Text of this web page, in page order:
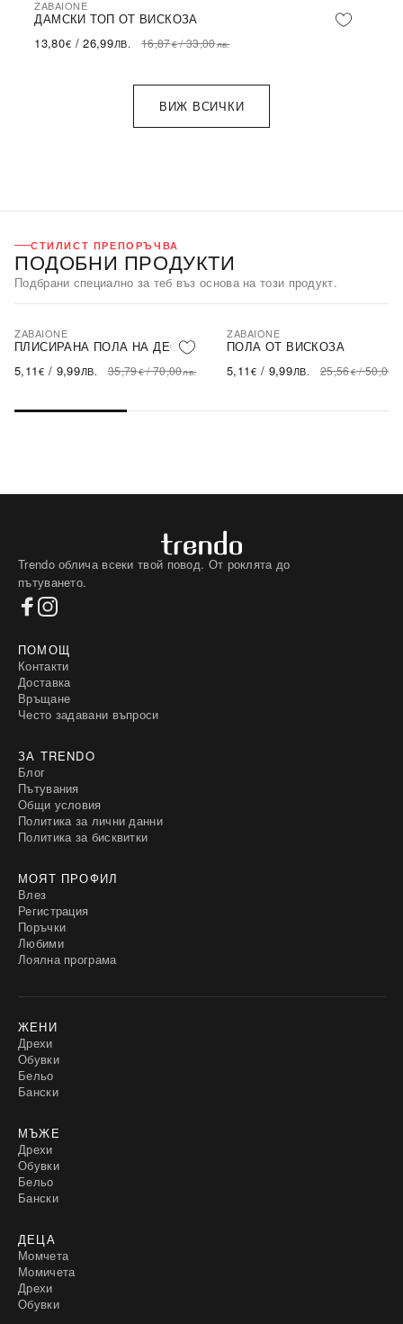
-18%
ZABAIONE
ДАМСКИ ТОП ОТ ВИСКОЗА
13,80€ /26,99ЛВ. 16,87€/33,00лв.
ВИЖ ВСИЧКИ
СТИЛИСТ ПРЕПОРЪЧВА
ПОДОБНИ ПРОДУКТИ
Подбрани специално за теб въз основа на този продукт.
-86% SALE
ZABAIONE
ПЛИСИРАНА ПОЛА НА ДЕСЕН
5,11 € / 9,99ЛВ. 35,79€/70,00лв.
-80% SALE
ZABAIONE
ПОЛА ОТ ВИСКОЗА
5,11 € / 9,99ЛВ. 25,56€/50,00
Trendo облича всеки твой повод. От роклята до
пътуването.
ПОМОЩ
Контакти
Доставка
Връщане
Често задавани въпроси
ЗА TRENDO
Блог
Пътувания
Общи условия
Политика за лични данни
Политика за бисквитки
МОЯТ ПРОФИЛ
Влез
Регистрация
Поръчки
Любими
Лоялна програма
ЖЕНИ
Дрехи
Обувки
Бельо
Бански
МЪЖЕ
Дрехи
Обувки
Бельо
Бански
ДЕЦА
Момчета
Момичета
Дрехи
Обувки